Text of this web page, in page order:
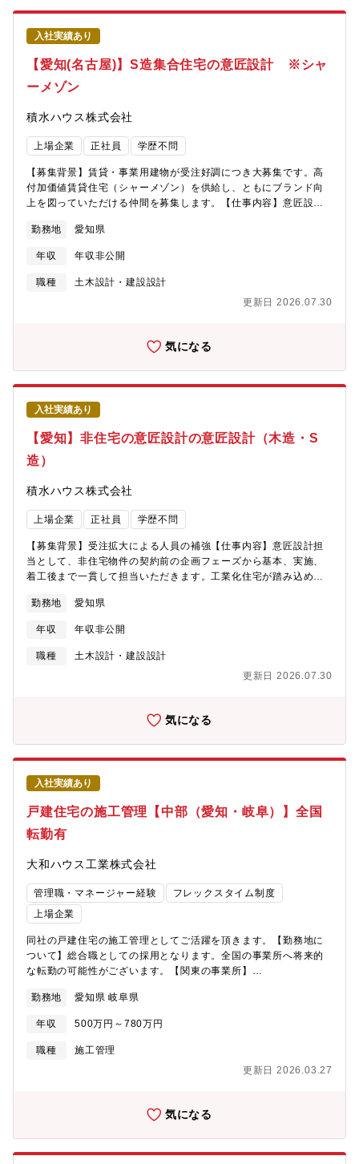
日休みを土日休みに転換できる制度。■有給取得率向上目標：会社
で有給奨励日を作るなど様々な取り組みも実施しています。
※2023年度実績：80.3％ 2024年度実績：79.9％
なります。・常駐型専任の配置技術者（監理技術者、主任技術
者）として、主に現場で品質・安全管理に従事する業務となりま
す。※巡回・常駐等の業務のお任せの仕方は各支店状況やご本人
のこれまでのご経験を含めて判断させていただきます。【入社後
のキャリアパス例】入社後～1年程度専任として1現場を担当。基
本的には現場常駐、当社の施工管理における安全・品質・原価・
て複数現場を管理し、幅広い知識と建築業務スキルを習得いただ
きます。○３年～即戦力として課員を統率いただきます。また、チ
ーフコンストラクターとなり社内でも影響力を発揮いただけま
している積水ハウス建設グループを包括する業務となります。・
常駐型 専任の配置技術者（監理技術者、主任技術者）として、
主に現場で品質・安全管理に従事する業務となります。【働き
方】※平均残業時間25H程度。※休日は日・水・祝日。重要イベ
代休を取って頂きます。【WLBバランス実現に向けた制度例】■勤
合、一定期間転居なく同一エリアで勤務できる制度となります。
活用例：「3歳未満の同居のお子様の育児をされている」場合、会
しに合わせ8時から17時、10時から19時など、勤務時間を調整で
ど様々な取り組みも実施しています。※2023年度実績：80.3％
ループ会社である積水ハウス建設グループ9社と責任施工体制をと
っており4500名を超える施工従事者がいます。完全子会社で工
事、且つ監督を配置できる体制を確立しています。■積水ハウス会
施工に関わるグループ会社や施工協力店によって構成される「積
水ハウス会」を組織し、施工技術の向上や労働環境の整備など、
意見を出し合い、協力しながら取り組んでいます。※2858社所属
しています。【効率的な働き方への取り組み】■自社工場出荷材で
効率UPほとんどの資材は自社工場から出荷されるため、担当者の
発注作業・荷受け減につながります。■デジタル化による高効率な
業務CAD－積算(部材拾)－工場生産が連動しているため、ミスが
で、お客様との接点に重きをおくことが可能です。★ルーティン
使用時や難しいおさまり、外構計画などを丁寧に対応できること
が面白みの一つです。
入社実績あり
【愛知(名古屋)】S造集合住宅の意匠設計 ※シャ
ーメゾン
積水ハウス株式会社
上場企業 正社員 学歴不問
【募集背景】賃貸・事業用建物が受注好調につき大募集です。高
付加価値賃貸住宅（シャーメゾン）を供給し、ともにブランド向
上を図っていただける仲間を募集します。【仕事内容】意匠設計
着工後まで一貫して担当いただきます。【担当物件について】※
エリアにより変動します。・担当物件数：常時5棟程度、年間７
~10棟程度・平均受注金額：2～3億円程度・設計期間：基本設計
と実施設計で6か月前後・用途割合：共同住宅：8割オーナー宅・
ア：配属支店近郊【働き方】※平均残業時間45H程度。※休日は
って頂きます。【体制】確認申請や積算・発注はもちろん、作図
もオペレーターが各支店ごとに配置されており、フロント業務と
してお客様との家づくりに集中することができます。エクステリ
ア・インテリアについてもコーディネーターとともに連携し、こ
だわりをもって設計することが可能です。★お客様に寄り添って
設計をやりたい方にとって理想的な環境がございます。【設計職
のインタビュー動画はこちら】https://www.youtube.com/watch?
v=NRk0U2BKNHc&t=82s【入社後のキャリアパス例】〇入社後
～1年程度：作図を中心とした業務で商品やシステムに慣れて頂き
経験○３年～：チーフアーキテクトや構造スペシャリストなど、社
内認定制度を目指していただけます。【キャリア支援】トップア
ップを図る研修プログラムを一部ご紹介いたします。■社内認定制
成するために「チーフアーキテクト」制度を運用しています。※
認定されたチーフアーキテクトは、「特別研修費」の名称でさら
なる知識・経験を積み、自己を成長させるための費用として50万/
年 を支給。※チーフアーキテクトに認定されると、研修プログラ
作品見学、講演会、ワークショップなどを行います。トップラン
す。■その他、WEB形式で外構・家具等の専門性を高める研修
や、メーカー様のショールーム見学、支店間の交流等、技術研鑽
場合、一定期間転居なく同一エリアで勤務できる制度となりま
の暮らしに合わせ8時から17時、10時から19時など、勤務時間を
みに転換できる制度。■有給取得率向上目標：会社として掲げてい
る有給取得率70％以上を達成するため、支店ごとで有給奨励日を
作るなど様々な取り組みも実施しています。※2023年度実績：
80.3％ 2024年度実績：79.9％
勤務地 愛知県
年収 年収非公開
職種
土木設計・建設設計
更新日 2026.07.30
気になる
入社実績あり
【愛知】非住宅の意匠設計の意匠設計（木造・S
造）
積水ハウス株式会社
上場企業 正社員 学歴不問
【募集背景】受注拡大による人員の補強【仕事内容】意匠設計担
当として、非住宅物件の契約前の企画フェーズから基本、実施、
着工後まで一貫して担当いただきます。工業化住宅が踏み込めな
design""をもとにしたプランニングや、素材を活かしたお客様に
とって心地よいプランニングの提案を行います。【担当物件につ
いて】※エリアにより変動します。・担当物件数：年間数棟程
度・平均受注金額：5000万円程度・設計期間：基本設計と実施設
等)・エリア：配属支店近郊【働き方】※平均残業時間45H程度。
代休を取って頂きます。【体制】確認申請や積算・発注はもちろ
ん、作図もオペレーターが各支店ごとに配置されており、フロン
ト業務としてお客様との家づくりに集中することができます。エ
クステリア・インテリアについてもコーディネーターとともに連
携し、こだわりをもって設計することが可能です。★お客様に寄
り添って設計をやりたい方にとって理想的な環境がございます。
【設計職のインタビュー動画はこちら】
https://www.youtube.com/watch?v=NRk0U2BKNHc&t=82s【入
社後のキャリアパス例】〇入社後～1年程度：作図を中心とした業
の設計でお客様との家づくりをご経験○３年～：チーフアーキテク
トや構造スペシャリストなど、社内認定制度を目指していただけ
ます。【キャリア支援】トップアップを図る研修プログラムを一
部ご紹介いたします。■社内認定制度 チーフアーキテクト良質な
住まいづくりを支える設計者を育成するために「チーフアーキテ
クト」制度を運用しています。※認定されたチーフアーキテクト
は、「特別研修費」の名称でさらなる知識・経験を積み、自己を
成長させるための費用として50万/年 を支給。※チーフアーキテク
ーターなどを招き、作品評価会、作品見学、講演会、ワークショ
ップなどを行います。トップランナーだけが集まり高い次元での
家具等の専門性を高める研修や、メーカー様のショールーム見
学、支店間の交流等、技術研鑽の機会が多数ございます。【WLB
リアで勤務できる制度となります。活用例：「3歳未満の同居のお
子様の育児をされている」場合、会社より承認された期間、転居
を必要とする異動がなく、現在の勤務エリアを継続可能。■スライ
ド勤務部署の勤務形態や自身の暮らしに合わせ8時から17時、10
勤務地 愛知県
年収 年収非公開
職種
土木設計・建設設計
更新日 2026.07.30
気になる
入社実績あり
戸建住宅の施工管理【中部（愛知・岐阜）】全国
転勤有
大和ハウス工業株式会社
管理職・マネージャー経験
フレックスタイム制度
上場企業
同社の戸建住宅の施工管理としてご活躍を頂きます。【勤務地に
ついて】総合職としての採用となります。全国の事業所へ将来的
な転勤の可能性がございます。【関東の事業所】
ハウスの戸建て事業】
https://www.daiwahouse.com/businessfield/housing/kodate.html
勤務地 愛知県 岐阜県
年収 500万円～780万円
職種
施工管理
更新日 2026.03.27
気になる